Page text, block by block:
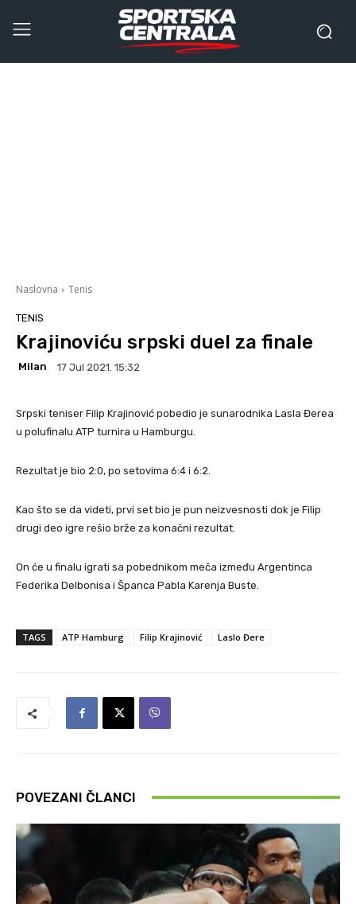
Naslovna Tenis
TENIS
Krajinoviću srpski duel za finale
Milan 17 Jul 2021. 15:32
Srpski teniser Filip Krajinović pobedio je sunarodnika Lasla Đerea
u polufinalu ATP turnira u Hamburgu.
Rezultat je bio 2:0, po setovima 6:4 i 6:2.
Kao što se da videti, prvi set bio je pun neizvesnosti dok je Filip
drugi deo igre rešio brže za konačni rezultat.
On će u finalu igrati sa pobednikom meča između Argentinca
Federika Delbonisa i Španca Pabla Karenja Buste.
TAGS ATP Hamburg Filip Krajinović Laslo Đere
POVEZANI ČLANCI